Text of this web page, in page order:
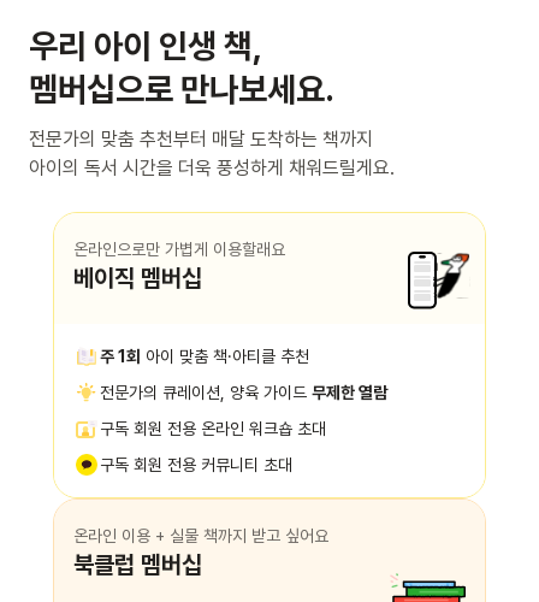
우리 아이 인생 책,
멤버십으로 만나보세요.
전문가의 맞춤 추천부터 매달 도착하는 책까지
아이의 독서 시간을 더욱 풍성하게 채워드릴게요.
온라인으로만 가볍게 이용할래요
베이직 멤버십
주 1회 아이 맞춤 책·아티클 추천
전문가의 큐레이션, 양육 가이드 무제한 열람
구독 회원 전용 온라인 워크숍 초대
구독 회원 전용 커뮤니티 초대
온라인 이용 + 실물 책까지 받고 싶어요
북클럽 멤버십